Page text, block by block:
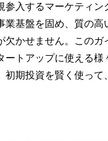
参入するマーケティン
業基盤を固め、質の高
欠かせません。このガ
ートアップに使える様
初期投資を賢く使って